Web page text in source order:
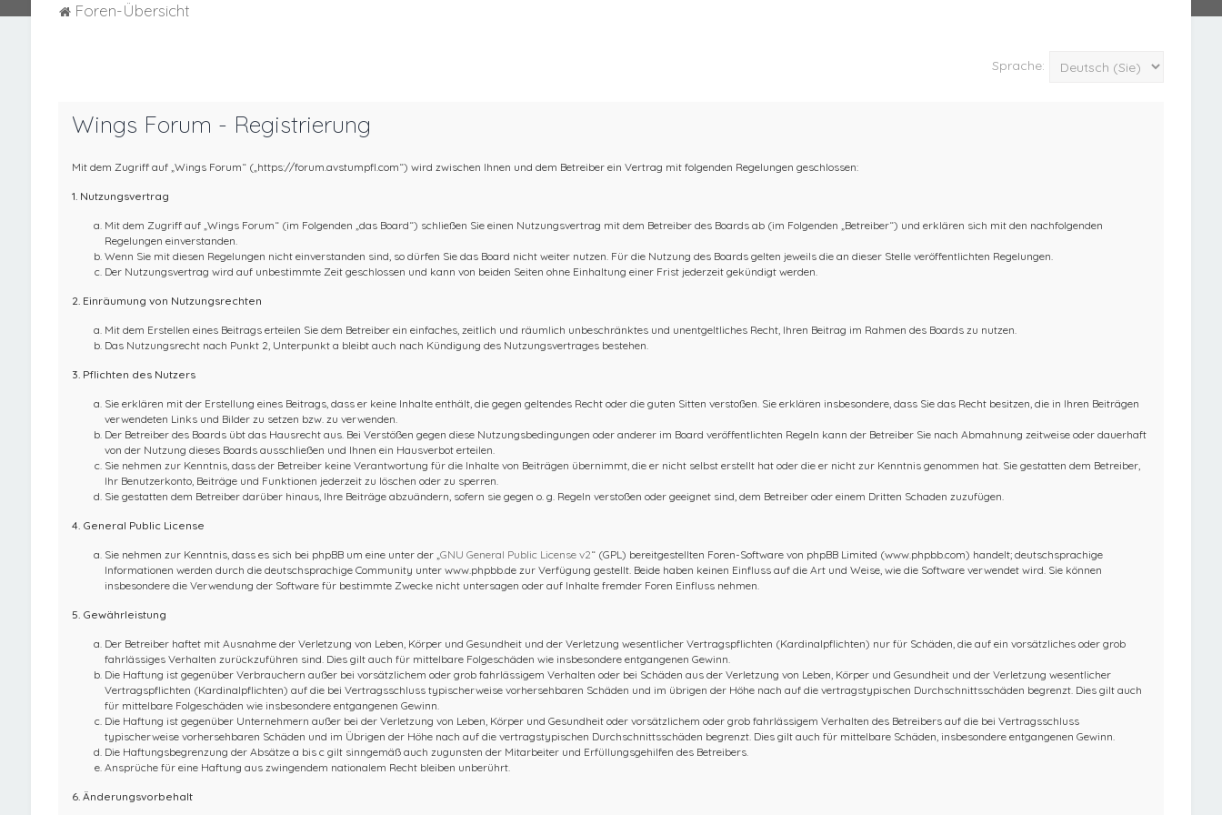
Foren-Übersicht
Sprache:
Wings Forum - Registrierung
Mit dem Zugriff auf „Wings Forum“ („https://forum.avstumpfl.com“) wird zwischen Ihnen und dem Betreiber ein Vertrag mit folgenden Regelungen geschlossen:
1. Nutzungsvertrag
Mit dem Zugriff auf „Wings Forum“ (im Folgenden „das Board“) schließen Sie einen Nutzungsvertrag mit dem Betreiber des Boards ab (im Folgenden „Betreiber“) und erklären sich mit den nachfolgenden
Regelungen einverstanden.
Wenn Sie mit diesen Regelungen nicht einverstanden sind, so dürfen Sie das Board nicht weiter nutzen. Für die Nutzung des Boards gelten jeweils die an dieser Stelle veröffentlichten Regelungen.
Der Nutzungsvertrag wird auf unbestimmte Zeit geschlossen und kann von beiden Seiten ohne Einhaltung einer Frist jederzeit gekündigt werden.
2. Einräumung von Nutzungsrechten
Mit dem Erstellen eines Beitrags erteilen Sie dem Betreiber ein einfaches, zeitlich und räumlich unbeschränktes und unentgeltliches Recht, Ihren Beitrag im Rahmen des Boards zu nutzen.
Das Nutzungsrecht nach Punkt 2, Unterpunkt a bleibt auch nach Kündigung des Nutzungsvertrages bestehen.
3. Pflichten des Nutzers
Sie erklären mit der Erstellung eines Beitrags, dass er keine Inhalte enthält, die gegen geltendes Recht oder die guten Sitten verstoßen. Sie erklären insbesondere, dass Sie das Recht besitzen, die in Ihren Beiträgen
verwendeten Links und Bilder zu setzen bzw. zu verwenden.
Der Betreiber des Boards übt das Hausrecht aus. Bei Verstößen gegen diese Nutzungsbedingungen oder anderer im Board veröffentlichten Regeln kann der Betreiber Sie nach Abmahnung zeitweise oder dauerhaft
von der Nutzung dieses Boards ausschließen und Ihnen ein Hausverbot erteilen.
Sie nehmen zur Kenntnis, dass der Betreiber keine Verantwortung für die Inhalte von Beiträgen übernimmt, die er nicht selbst erstellt hat oder die er nicht zur Kenntnis genommen hat. Sie gestatten dem Betreiber,
Ihr Benutzerkonto, Beiträge und Funktionen jederzeit zu löschen oder zu sperren.
Sie gestatten dem Betreiber darüber hinaus, Ihre Beiträge abzuändern, sofern sie gegen o. g. Regeln verstoßen oder geeignet sind, dem Betreiber oder einem Dritten Schaden zuzufügen.
4. General Public License
Sie nehmen zur Kenntnis, dass es sich bei phpBB um eine unter der „GNU General Public License v2“ (GPL) bereitgestellten Foren-Software von phpBB Limited (www.phpbb.com) handelt; deutschsprachige
Informationen werden durch die deutschsprachige Community unter www.phpbb.de zur Verfügung gestellt. Beide haben keinen Einfluss auf die Art und Weise, wie die Software verwendet wird. Sie können
insbesondere die Verwendung der Software für bestimmte Zwecke nicht untersagen oder auf Inhalte fremder Foren Einfluss nehmen.
5. Gewährleistung
Der Betreiber haftet mit Ausnahme der Verletzung von Leben, Körper und Gesundheit und der Verletzung wesentlicher Vertragspflichten (Kardinalpflichten) nur für Schäden, die auf ein vorsätzliches oder grob
fahrlässiges Verhalten zurückzuführen sind. Dies gilt auch für mittelbare Folgeschäden wie insbesondere entgangenen Gewinn.
Die Haftung ist gegenüber Verbrauchern außer bei vorsätzlichem oder grob fahrlässigem Verhalten oder bei Schäden aus der Verletzung von Leben, Körper und Gesundheit und der Verletzung wesentlicher
Vertragspflichten (Kardinalpflichten) auf die bei Vertragsschluss typischerweise vorhersehbaren Schäden und im übrigen der Höhe nach auf die vertragstypischen Durchschnittsschäden begrenzt. Dies gilt auch
für mittelbare Folgeschäden wie insbesondere entgangenen Gewinn.
Die Haftung ist gegenüber Unternehmern außer bei der Verletzung von Leben, Körper und Gesundheit oder vorsätzlichem oder grob fahrlässigem Verhalten des Betreibers auf die bei Vertragsschluss
typischerweise vorhersehbaren Schäden und im Übrigen der Höhe nach auf die vertragstypischen Durchschnittsschäden begrenzt. Dies gilt auch für mittelbare Schäden, insbesondere entgangenen Gewinn.
Die Haftungsbegrenzung der Absätze a bis c gilt sinngemäß auch zugunsten der Mitarbeiter und Erfüllungsgehilfen des Betreibers.
Ansprüche für eine Haftung aus zwingendem nationalem Recht bleiben unberührt.
6. Änderungsvorbehalt